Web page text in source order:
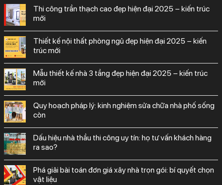
thi công trần thạch cao đẹp hiện đại 2025 – kiến trúc
mới
thiết kế nội thất phòng ngủ đẹp hiện đại 2025 – kiến
trúc mới
mẫu thiết kế nhà 3 tầng đẹp hiện đại 2025 – kiến trúc
mới
quy hoạch pháp lý: kinh nghiệm sửa chữa nhà phố sống
còn
dấu hiệu nhà thầu thi công uy tín: họ tư vấn khách hàng
ra sao?
phá giải bài toán đơn giá xây nhà trọn gói: bí quyết chọn
vật liệu